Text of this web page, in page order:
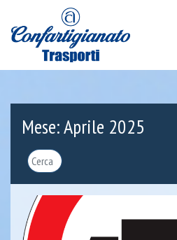
Mese:Aprile 2025